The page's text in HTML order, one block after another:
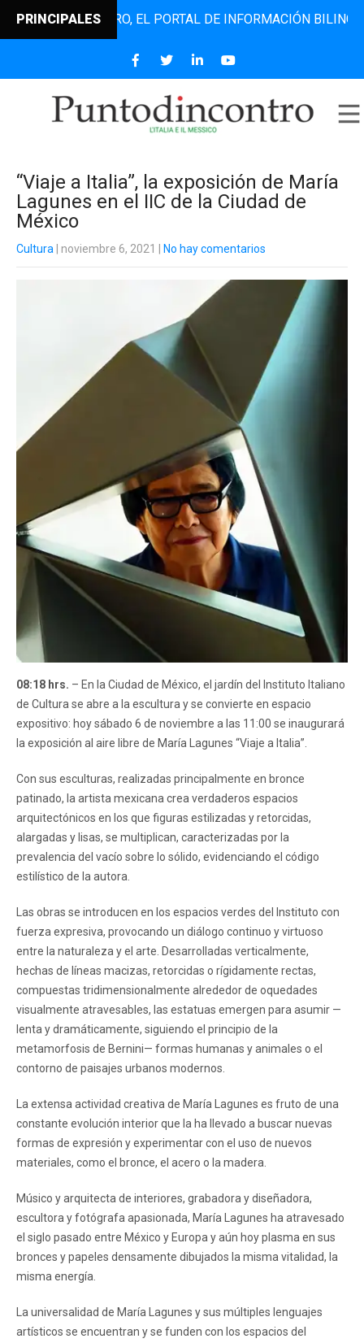
PRINCIPALESEL PORTAL DE INFORMACIÓN BILINGÜE
“Viaje a Italia”, la exposición de María
Lagunes en el IIC de la Ciudad de
México
Cultura | noviembre 6, 2021 No hay comentarios
08:18 hrs. – En la Ciudad de México, el jardín del Instituto Italiano
de Cultura se abre a la escultura y se convierte en espacio
expositivo: hoy sábado 6 de noviembre a las 11:00 se inaugurará
la exposición al aire libre de María Lagunes “Viaje a Italia”.
Con sus esculturas, realizadas principalmente en bronce
patinado, la artista mexicana crea verdaderos espacios
arquitectónicos en los que figuras estilizadas y retorcidas,
alargadas y lisas, se multiplican, caracterizadas por la
prevalencia del vacío sobre lo sólido, evidenciando el código
estilístico de la autora.
Las obras se introducen en los espacios verdes del Instituto con
fuerza expresiva, provocando un diálogo continuo y virtuoso
entre la naturaleza y el arte. Desarrolladas verticalmente,
hechas de líneas macizas, retorcidas o rígidamente rectas,
compuestas tridimensionalmente alrededor de oquedades
visualmente atravesables, las estatuas emergen para asumir —
lenta y dramáticamente, siguiendo el principio de la
metamorfosis de Bernini— formas humanas y animales o el
contorno de paisajes urbanos modernos.
La extensa actividad creativa de María Lagunes es fruto de una
constante evolución interior que la ha llevado a buscar nuevas
formas de expresión y experimentar con el uso de nuevos
materiales, como el bronce, el acero o la madera.
Músico y arquitecta de interiores, grabadora y diseñadora,
escultora y fotógrafa apasionada, María Lagunes ha atravesado
el siglo pasado entre México y Europa y aún hoy plasma en sus
bronces y papeles densamente dibujados la misma vitalidad, la
misma energía.
La universalidad de María Lagunes y sus múltiples lenguajes
artísticos se encuentran y se funden con los espacios del